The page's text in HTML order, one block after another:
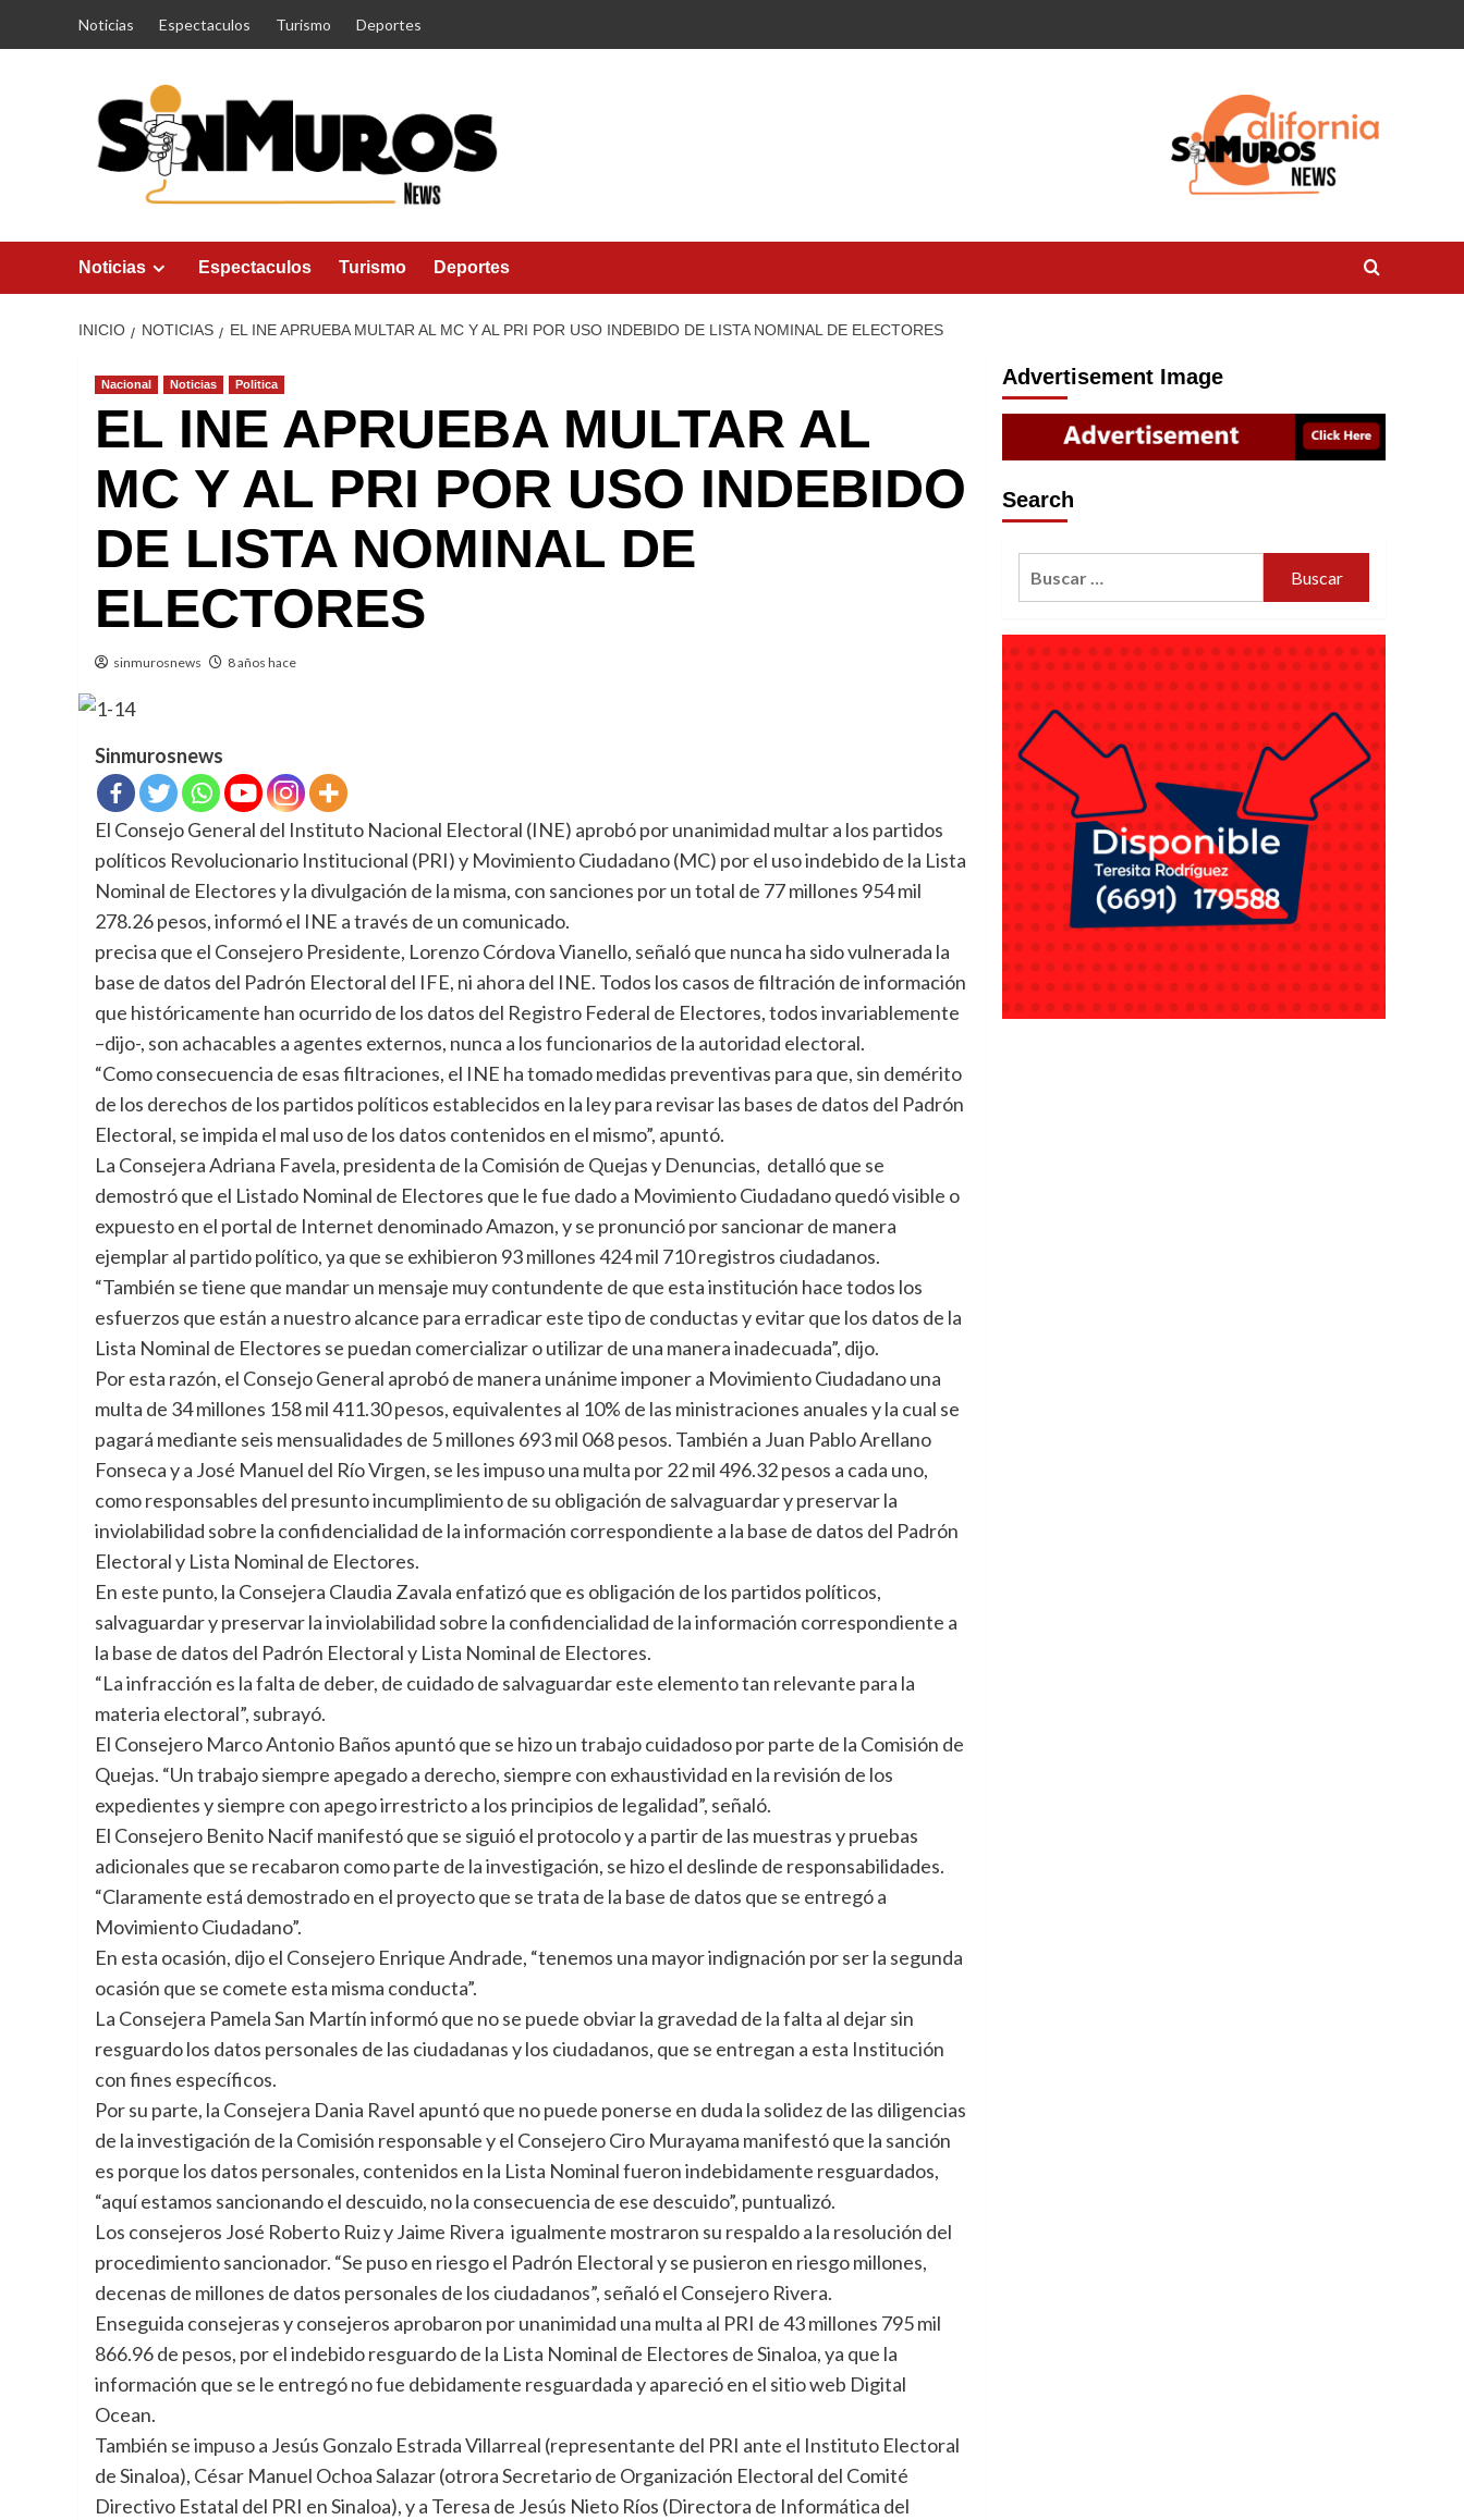
Noticias Espectaculos Turismo Deportes
Noticias Espectaculos Turismo Deportes
INICIO NOTICIAS EL INE APRUEBA MULTAR AL MC Y AL PRI POR USO INDEBIDO DE LISTA NOMINAL DE ELECTORES
Nacional Noticias Politica
EL INE APRUEBA MULTAR AL
MC Y AL PRI POR USO INDEBIDO
DE LISTA NOMINAL DE
ELECTORES
sinmurosnews 8 años hace
Sinmurosnews
El Consejo General del Instituto Nacional Electoral (INE) aprobó por unanimidad multar a los partidos
políticos Revolucionario Institucional (PRI) y Movimiento Ciudadano (MC) por el uso indebido de la Lista
Nominal de Electores y la divulgación de la misma, con sanciones por un total de 77 millones 954 mil
278.26 pesos, informó el INE a través de un comunicado.
precisa que el Consejero Presidente, Lorenzo Córdova Vianello, señaló que nunca ha sido vulnerada la
base de datos del Padrón Electoral del IFE, ni ahora del INE. Todos los casos de filtración de información
que históricamente han ocurrido de los datos del Registro Federal de Electores, todos invariablemente
–dijo-, son achacables a agentes externos, nunca a los funcionarios de la autoridad electoral.
“Como consecuencia de esas filtraciones, el INE ha tomado medidas preventivas para que, sin demérito
de los derechos de los partidos políticos establecidos en la ley para revisar las bases de datos del Padrón
Electoral, se impida el mal uso de los datos contenidos en el mismo”, apuntó.
La Consejera Adriana Favela, presidenta de la Comisión de Quejas y Denuncias, detalló que se
demostró que el Listado Nominal de Electores que le fue dado a Movimiento Ciudadano quedó visible o
expuesto en el portal de Internet denominado Amazon, y se pronunció por sancionar de manera
ejemplar al partido político, ya que se exhibieron 93 millones 424 mil 710 registros ciudadanos.
“También se tiene que mandar un mensaje muy contundente de que esta institución hace todos los
esfuerzos que están a nuestro alcance para erradicar este tipo de conductas y evitar que los datos de la
Lista Nominal de Electores se puedan comercializar o utilizar de una manera inadecuada”, dijo.
Por esta razón, el Consejo General aprobó de manera unánime imponer a Movimiento Ciudadano una
multa de 34 millones 158 mil 411.30 pesos, equivalentes al 10% de las ministraciones anuales y la cual se
pagará mediante seis mensualidades de 5 millones 693 mil 068 pesos. También a Juan Pablo Arellano
Fonseca y a José Manuel del Río Virgen, se les impuso una multa por 22 mil 496.32 pesos a cada uno,
como responsables del presunto incumplimiento de su obligación de salvaguardar y preservar la
inviolabilidad sobre la confidencialidad de la información correspondiente a la base de datos del Padrón
Electoral y Lista Nominal de Electores.
En este punto, la Consejera Claudia Zavala enfatizó que es obligación de los partidos políticos,
salvaguardar y preservar la inviolabilidad sobre la confidencialidad de la información correspondiente a
la base de datos del Padrón Electoral y Lista Nominal de Electores.
“La infracción es la falta de deber, de cuidado de salvaguardar este elemento tan relevante para la
materia electoral”, subrayó.
El Consejero Marco Antonio Baños apuntó que se hizo un trabajo cuidadoso por parte de la Comisión de
Quejas. “Un trabajo siempre apegado a derecho, siempre con exhaustividad en la revisión de los
expedientes y siempre con apego irrestricto a los principios de legalidad”, señaló.
El Consejero Benito Nacif manifestó que se siguió el protocolo y a partir de las muestras y pruebas
adicionales que se recabaron como parte de la investigación, se hizo el deslinde de responsabilidades.
“Claramente está demostrado en el proyecto que se trata de la base de datos que se entregó a
Movimiento Ciudadano”.
En esta ocasión, dijo el Consejero Enrique Andrade, “tenemos una mayor indignación por ser la segunda
ocasión que se comete esta misma conducta”.
La Consejera Pamela San Martín informó que no se puede obviar la gravedad de la falta al dejar sin
resguardo los datos personales de las ciudadanas y los ciudadanos, que se entregan a esta Institución
con fines específicos.
Por su parte, la Consejera Dania Ravel apuntó que no puede ponerse en duda la solidez de las diligencias
de la investigación de la Comisión responsable y el Consejero Ciro Murayama manifestó que la sanción
es porque los datos personales, contenidos en la Lista Nominal fueron indebidamente resguardados,
“aquí estamos sancionando el descuido, no la consecuencia de ese descuido”, puntualizó.
Los consejeros José Roberto Ruiz y Jaime Rivera igualmente mostraron su respaldo a la resolución del
procedimiento sancionador. “Se puso en riesgo el Padrón Electoral y se pusieron en riesgo millones,
decenas de millones de datos personales de los ciudadanos”, señaló el Consejero Rivera.
Enseguida consejeras y consejeros aprobaron por unanimidad una multa al PRI de 43 millones 795 mil
866.96 de pesos, por el indebido resguardo de la Lista Nominal de Electores de Sinaloa, ya que la
información que se le entregó no fue debidamente resguardada y apareció en el sitio web Digital
Ocean.
También se impuso a Jesús Gonzalo Estrada Villarreal (representante del PRI ante el Instituto Electoral
de Sinaloa), César Manuel Ochoa Salazar (otrora Secretario de Organización Electoral del Comité
Directivo Estatal del PRI en Sinaloa), y a Teresa de Jesús Nieto Ríos (Directora de Informática del
Advertisement Image
Search